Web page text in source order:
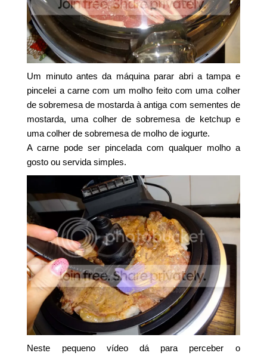
Um minuto antes da máquina parar abri a tampa e
pincelei a carne com um molho feito com uma colher
de sobremesa de mostarda à antiga com sementes de
mostarda, uma colher de sobremesa de ketchup e
uma colher de sobremesa de molho de iogurte.
A carne pode ser pincelada com qualquer molho a
gosto ou servida simples.
Neste pequeno vídeo dá para perceber o